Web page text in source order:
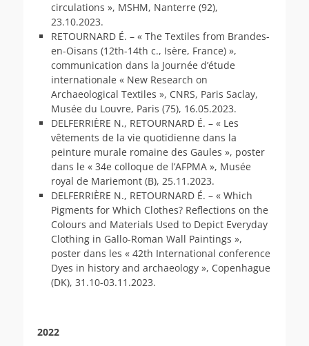
circulations », MSHM, Nanterre (92),
23.10.2023.
RETOURNARD É. – « The Textiles from Brandes-
en-Oisans (12th-14th c., Isère, France) »,
communication dans la Journée d’étude
internationale « New Research on
Archaeological Textiles », CNRS, Paris Saclay,
Musée du Louvre, Paris (75), 16.05.2023.
DELFERRIÈRE N., RETOURNARD É. – « Les
vêtements de la vie quotidienne dans la
peinture murale romaine des Gaules », poster
dans le « 34e colloque de l’AFPMA », Musée
royal de Mariemont (B), 25.11.2023.
DELFERRIÈRE N., RETOURNARD É. – « Which
Pigments for Which Clothes? Reflections on the
Colours and Materials Used to Depict Everyday
Clothing in Gallo-Roman Wall Paintings »,
poster dans les « 42th International conference
Dyes in history and archaeology », Copenhague
(DK), 31.10-03.11.2023.
2022